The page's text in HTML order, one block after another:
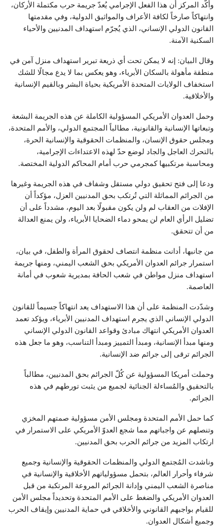
وأكّد المركز أن هذا الفعل الإجرامي يُعدّ جريمة حرب مكتملة الأركان،
وانتهاكاً صارخاً لكافة الأعراف والمواثيق الدولية، وفي مقدمتها
القانون الدولي الإنساني، الذي يُجرّم استهداف المدنيين والأحياء
السكنية الآمنة.
وقال البيان: إنه لا يمكن تحت أي ذريعة تبرير استهداف منزل آمن في
منطقة مأهولة بالسكان الأبرياء، وهو يعكس بما لا يدع مجالًا للشك
استخفاف الولايات المتحدة الأمريكية بحياة البشر وبالقيم الإنسانية
والأخلاقية.
وحمل العدوان الأمريكي المسؤولية الكاملة عن هذه الجريمة البشعة
وتبعاتها الإنسانية والقانونية، مطالباً المجتمع الدولي، والأمم المتحدة،
ومجلس حقوق الإنسان، والمنظمات الحقوقية والإنسانية الحرة،
بالتحرك العاجل والجاد لوضع حدّ لهذه الاعتداءات الإجرامية،
ومحاسبة مرتكبيها كمجرمي حرب أمام المحاكم الدولية المختصة.
ودعا إلى فتح تحقيق دولي مستقل وشفاف في هذه الجريمة وغيرها
من الجرائم المماثلة التي تُرتكب بحق المدنيين العزل، مؤكداً أن
الإفلات من العقاب لم ولن يكون مقبولًا بعد اليوم، مشدداً على أن
تضليل الرأي العام لن يمحو دماء الضحايا الأبرياء، ولن يمنع العدالة
من أن تتحقق.
من جانبها، أدانت منظمة انتصاف لحقوق المرأة والطفل، في بيان،
استمرار جرائم العدوان الأمريكي بحق الشعب اليمني، ومنها جريمة
استهداف منزل مواطن في شعب الحافة بمديرية شعوب في أمانة
العاصمة.
وشدّدت المنظمة على أن هذا الاستهداف يعد انتهاكاً جسيماً للقانون
الدولي الإنساني الذي يجرم استهداف المدنيين الأبرياء، ويؤكد تعمد
العدوان الأمريكي انتهاك مبادئ وقواعد القانون الدولي الإنساني
ومنها مبدأ الإنسانية، ومبدأ التمييز ومبدأ التناسب، وهو ما جعل هذه
الجرائم ترقى إلى جرائم ضد الإنسانية.
وحملت أمريكا المسؤولية عن كُلّ الجرائم بحق المدنيين، مطالباً
بالتحقيق والمُساءلة الجنائية لجميع من يثبت تورطهم في هذه
الجرائم.
كما حمل الأمم المتحدة ومجلس الأمن مسؤولية صمتهم المخزي
وتنصلهم عن واجباتهم مما شجع العدوّ الأمريكي على الاستمرار في
ارتكاب المزيد من جرائم الحرب بحق المدنيين.
وناشدت المُجتمع الدولي والمنظمات الحقوقية والإنسانية وجميع
شرفاء وأحرار العالم، بتحمل مسؤولياتهم الأخلاقية والإنسانية في
مناصرة الشعب اليمني وإدانة الجرائم المروعة المرتكبة من قبل
العدوان الأمريكي والضغط على الأمم المتحدة وتحديداً مجلس الأمن
للقيام بواجبهم القانوني والأخلاقي في حماية المدنيين وإيقاف الحرب
وجميع أشكال العدوان.